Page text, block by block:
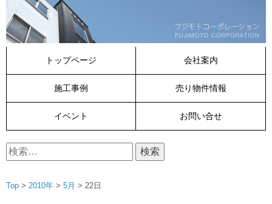
トップページ 会社案内
施工事例 売り物件情報
イベント お問い合せ
検
索:
Top > 2010年 > 5月 > 22日